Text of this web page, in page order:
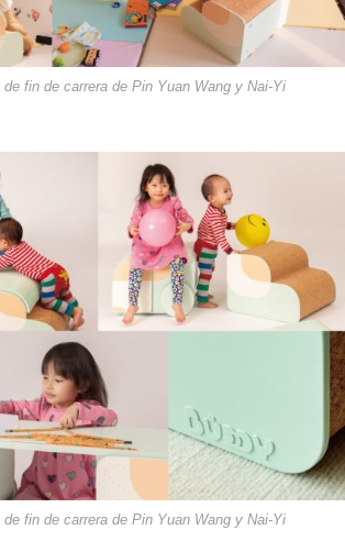
fin de carrera de Pin Yuan Wang y Nai-Yi
fin de carrera de Pin Yuan Wang y Nai-Yi